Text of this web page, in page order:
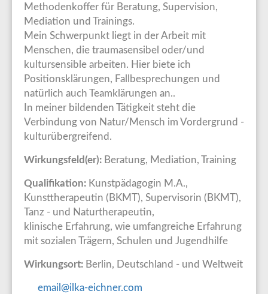
Methodenkoffer für Beratung, Supervision,
Mediation und Trainings.
Mein Schwerpunkt liegt in der Arbeit mit
Menschen, die traumasensibel oder/und
kultursensible arbeiten. Hier biete ich
Positionsklärungen, Fallbesprechungen und
natürlich auch Teamklärungen an..
In meiner bildenden Tätigkeit steht die
Verbindung von Natur/Mensch im Vordergrund -
kulturübergreifend.
Wirkungsfeld(er): Beratung, Mediation, Training
Qualifikation: Kunstpädagogin M.A.,
Kunsttherapeutin (BKMT), Supervisorin (BKMT),
Tanz - und Naturtherapeutin,
klinische Erfahrung, wie umfangreiche Erfahrung
mit sozialen Trägern, Schulen und Jugendhilfe
Wirkungsort: Berlin, Deutschland - und Weltweit
email@ilka-eichner.com